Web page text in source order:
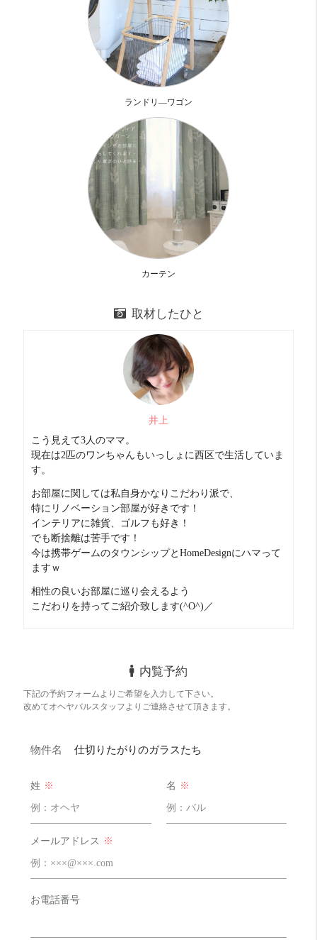
それが仕切りとなってる感じです
なので1LDKとして使えます
また壁一面お収納がかなりの大容量
キッチンも一番遠いところにあるから
部屋にいても生活感を感じることもないし
寛ぎ時間もキッチンが目に入らないのもgoodpoint
自炊する人にも嬉しい設備
グリル付き3口ガスコンロに食洗が付いてます
浴室は追い焚きではないけど
ひとりで使うとよりリッチ感が増しますよ
お部屋診断
ただ、敷金礼金があるのでこの診断
大きな収納が壁一面にあり、
ランドリ―ワゴン
カーテン
取材したひと
井上
こう見えて3人のママ。
現在は2匹のワンちゃんもいっしょに西区で生活していま
す。
お部屋に関しては私自身かなりこだわり派で、
特にリノベーション部屋が好きです！
インテリアに雑貨、ゴルフも好き！
でも断捨離は苦手です！
今は携帯ゲームのタウンシップとHomeDesignにハマって
ますｗ
相性の良いお部屋に巡り会えるよう
こだわりを持ってご紹介致します(^O^)／
内覧予約
下記の予約フォームよりご希望を入力して下さい。
改めてオヘヤバルスタッフよりご連絡させて頂きます。
物件名 仕切りたがりのガラスたち
姓 ※ 名 ※
メールアドレス ※
お電話番号